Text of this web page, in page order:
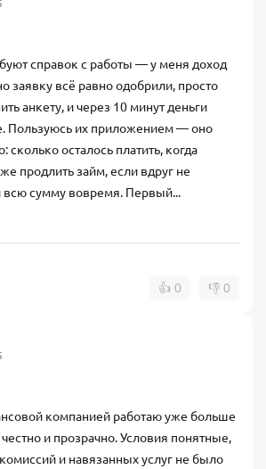
справок с работы — у меня доход
заявку всё равно одобрили, просто
анкету, и через 10 минут деньги
Пользуюсь их приложением — оно
сколько осталось платить, когда
продлить займ, если вдруг не
всю сумму вовремя. Первый...
👍 0 👎 0
компанией работаю уже больше
и прозрачно. Условия понятные,
и навязанных услуг не было